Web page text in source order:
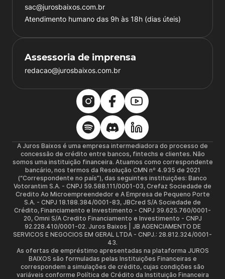
sac@jurosbaixos.com.br
Atendimento humano das 9h às 18h (dias úteis)
Assessoria de imprensa
redacao@jurosbaixos.com.br
A Juros Baixos é uma empresa intermediadora do processo de
concessão de crédito entre bancos, fintechs e clientes. Não
somos uma instituição financeira. Atuamos como correspondente
bancário, nos termos da Resolução CMN nº 4.935 de 2021
(“Correspondente no país”), das seguintes instituições: Banco
Votorantim S.A. - CNPJ 59.588.111/0001-03, Crefaz Sociedade de
Credito Ao Microempreendedor e A Empresa de Pequeno Porte
S.A. - CNPJ 18.188.384/0001-83, JBCred S/A Sociedade de
Crédito, Financiamento e Investimento - CNPJ 39.625.760/0001-
20, Omni S/A Credito Financiamento e Investimento - CNPJ
92.228.410/0001-02. Juros Baixos | JB AGENCIAMENTO DE
SERVICOS E NEGOCIOS EM GERAL LTDA - CNPJ.: 28.812.324/0001-
43.
As ofertas de empréstimo apresentadas na plataforma JUROS
BAIXOS são formuladas pelas Instituições Financeiras e
correspondem a simulações de crédito, cujas condições são
variáveis conforme Política de Crédito da Instituição Financeira